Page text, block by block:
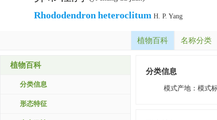
Rhododendron heteroclitum H. P. Yang
植物百科 名称分类
植物百科
分类信息
形态特征
分类信息
模式产地 ： 模式